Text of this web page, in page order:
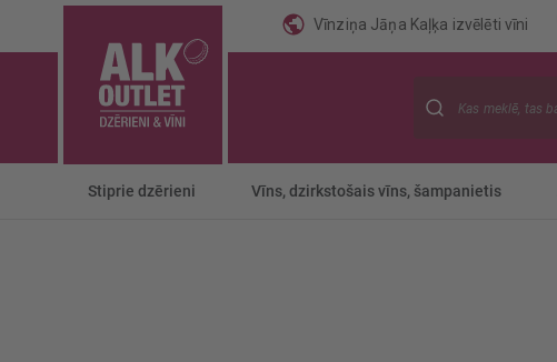
Vīnziņa Jāņa Kaļķa izvēlēti vīni
Stiprie dzērieni Vīns, dzirkstošais vīns, šampanietis